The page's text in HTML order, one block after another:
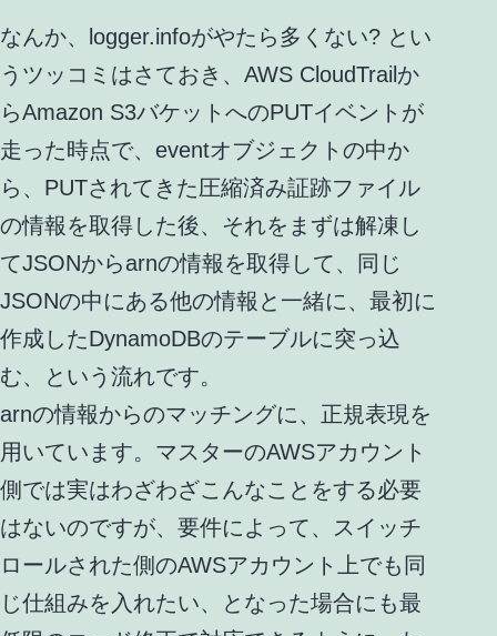
なんか、logger.infoがやたら多くない? とい
うツッコミはさておき、AWS CloudTrailか
らAmazon S3バケットへのPUTイベントが
走った時点で、eventオブジェクトの中か
ら、PUTされてきた圧縮済み証跡ファイル
の情報を取得した後、それをまずは解凍し
てJSONからarnの情報を取得して、同じ
JSONの中にある他の情報と一緒に、最初に
作成したDynamoDBのテーブルに突っ込
む、という流れです。
arnの情報からのマッチングに、正規表現を
用いています。マスターのAWSアカウント
側では実はわざわざこんなことをする必要
はないのですが、要件によって、スイッチ
ロールされた側のAWSアカウント上でも同
じ仕組みを入れたい、となった場合にも最